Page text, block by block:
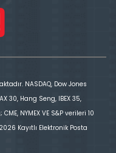
NASDAQ, Dow Jones
30, Hang Seng, IBEX 35,
NYMEX VE S&P verileri 10
Kayıtlı Elektronik Posta